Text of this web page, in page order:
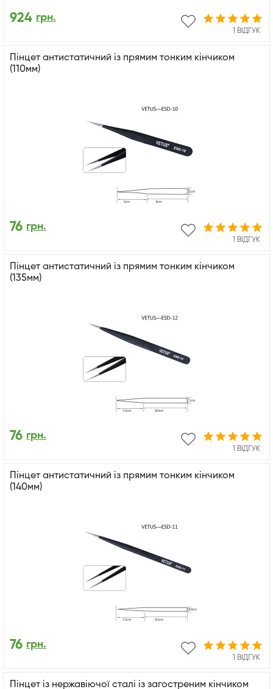
1 ВІДГУК
924 грн.
Пінцет антистатичний із прямим тонким кінчиком
(110мм)
1 ВІДГУК
76 грн.
Пінцет антистатичний із прямим тонким кінчиком
(135мм)
1 ВІДГУК
76 грн.
Пінцет антистатичний із прямим тонким кінчиком
(140мм)
1 ВІДГУК
76 грн.
Пінцет із нержавіючої сталі із загостреним кінчиком